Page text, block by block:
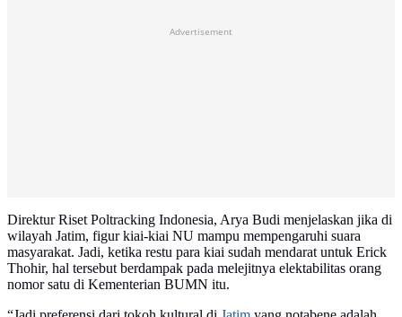
Advertisement
Direktur Riset Poltracking Indonesia, Arya Budi menjelaskan jika di
wilayah Jatim, figur kiai-kiai NU mampu mempengaruhi suara
masyarakat. Jadi, ketika restu para kiai sudah mendarat untuk Erick
Thohir, hal tersebut berdampak pada melejitnya elektabilitas orang
nomor satu di Kementerian BUMN itu.